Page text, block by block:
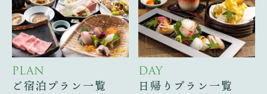
PLAN
ご宿泊プラン一覧
DAY
日帰りプラン一覧